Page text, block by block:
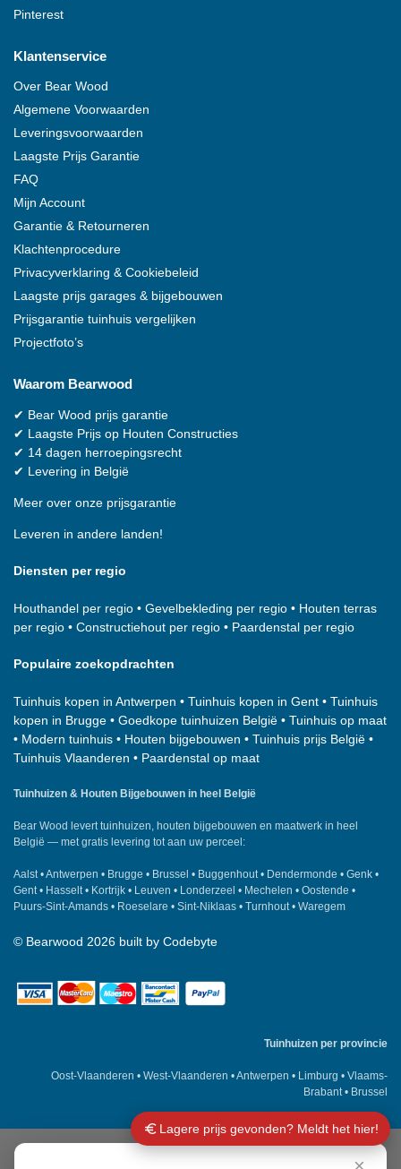
Pinterest
Klantenservice
Over Bear Wood
Algemene Voorwaarden
Leveringsvoorwaarden
Laagste Prijs Garantie
FAQ
Mijn Account
Garantie & Retourneren
Klachtenprocedure
Privacyverklaring & Cookiebeleid
Laagste prijs garages & bijgebouwen
Prijsgarantie tuinhuis vergelijken
Projectfoto’s
Waarom Bearwood
✔ Bear Wood prijs garantie
✔ Laagste Prijs op Houten Constructies
✔ 14 dagen herroepingsrecht
✔ Levering in België
Meer over onze prijsgarantie
Leveren in andere landen!
Diensten per regio
Houthandel per regio • Gevelbekleding per regio • Houten terras
per regio • Constructiehout per regio • Paardenstal per regio
Populaire zoekopdrachten
Tuinhuis kopen in Antwerpen • Tuinhuis kopen in Gent • Tuinhuis
kopen in Brugge • Goedkope tuinhuizen België • Tuinhuis op maat
• Modern tuinhuis • Houten bijgebouwen • Tuinhuis prijs België •
Tuinhuis Vlaanderen • Paardenstal op maat
Tuinhuizen & Houten Bijgebouwen in heel België
Bear Wood levert tuinhuizen, houten bijgebouwen en maatwerk in heel
België — met gratis levering tot aan uw perceel:
Aalst •Antwerpen • Brugge • Brussel • Buggenhout • Dendermonde • Genk •
Gent • Hasselt • Kortrijk • Leuven • Londerzeel • Mechelen • Oostende •
Puurs-Sint-Amands • Roeselare • Sint-Niklaas • Turnhout • Waregem
© Bearwood 2026 built by Codebyte
Tuinhuizen per provincie
Oost-Vlaanderen • West-Vlaanderen •Antwerpen • Limburg • Vlaams-
Brabant• Brussel
Lagere prijs gevonden? Meldt het hier!